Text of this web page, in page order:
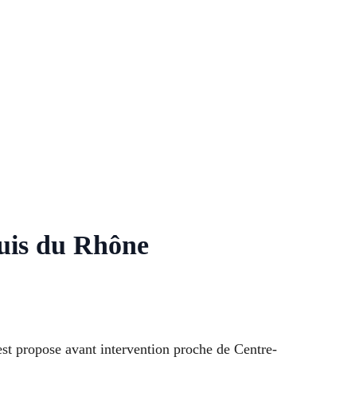
du Rhône
propose avant intervention proche de Centre-